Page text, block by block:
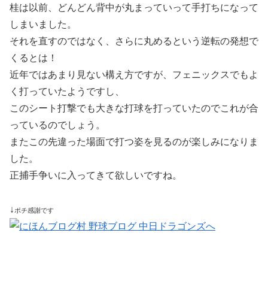
桂は以前、どんどん背中が丸まっていって手打ちになって
しまいました。
それを直すのではなく、さらに丸めるという逆転の発想で
くるとは！
近年ではあまり見ない構え方ですが、フェニックスでもよ
く打っていたようですし、
このシート打撃でも大きな打球を打っていたのでこれが合
っているのでしょう。
またこの先違った場面で打つ姿を見るのが楽しみになりま
した。
正捕手争いに入ってきて欲しいですね。
↓ ポチ感謝です